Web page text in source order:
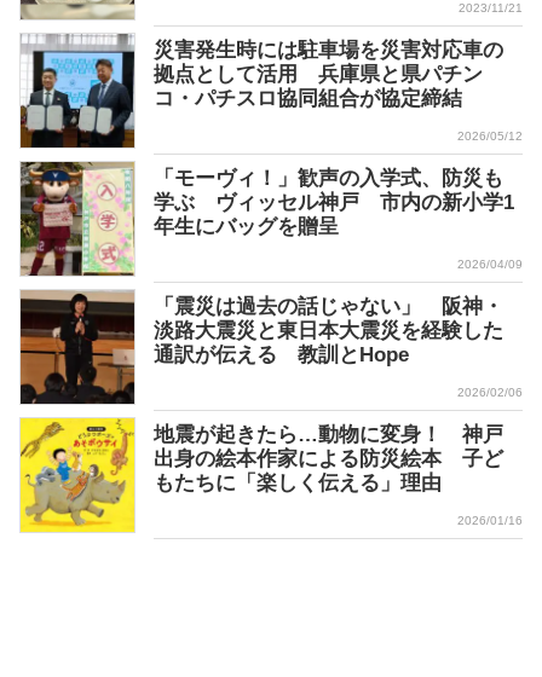
2023/11/21
災害発生時には駐車場を災害対応車の
拠点として活用 兵庫県と県パチン
コ・パチスロ協同組合が協定締結
2026/05/12
「モーヴィ！」歓声の入学式、防災も
学ぶ ヴィッセル神戸 市内の新小学1
年生にバッグを贈呈
2026/04/09
「震災は過去の話じゃない」 阪神・
淡路大震災と東日本大震災を経験した
通訳が伝える 教訓とHope
2026/02/06
地震が起きたら…動物に変身！ 神戸
出身の絵本作家による防災絵本 子ど
もたちに「楽しく伝える」理由
2026/01/16